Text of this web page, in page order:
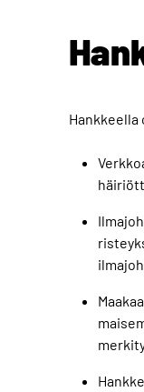
Hankkeella